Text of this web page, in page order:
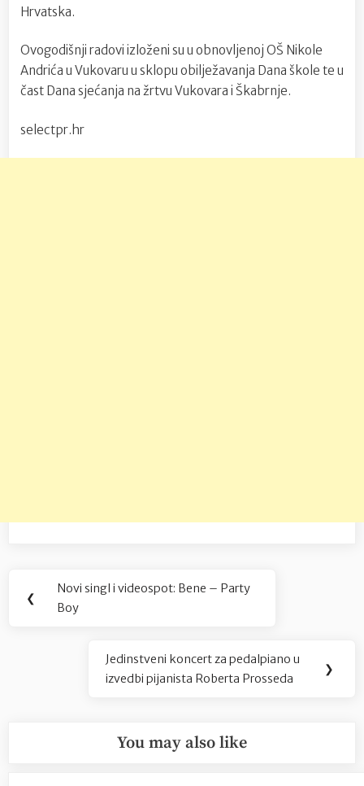
Hrvatska.
Ovogodišnji radovi izloženi su u obnovljenoj OŠ Nikole
Andrića u Vukovaru u sklopu obilježavanja Dana škole te u
čast Dana sjećanja na žrtvu Vukovara i Škabrnje.
selectpr.hr
Navigacija
objava
❮
Previous
Post:
Novi singl i videospot: Bene – Party
Boy
Next
Post:
Jedinstveni koncert za pedalpiano u
izvedbi pijanista Roberta Prosseda
❯
You may also like